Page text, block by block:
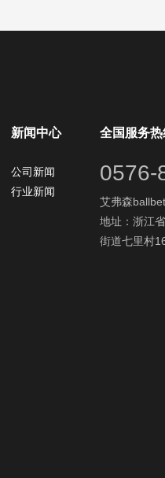
新闻中心
公司新闻
行业新闻
全国服务热
0576-
艾弗森
地址：浙江
街道七里村